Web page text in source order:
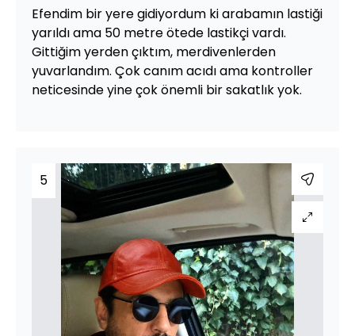
Efendim bir yere gidiyordum ki arabamın lastiği
yarıldı ama 50 metre ötede lastikçi vardı.
Gittiğim yerden çıktım, merdivenlerden
yuvarlandım. Çok canım acıdı ama kontroller
neticesinde yine çok önemli bir sakatlık yok.
5